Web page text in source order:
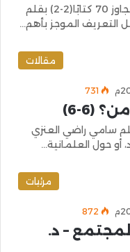
أهم سبعة كتب من تراث الغزالي الذي تجاوز 70 كتابًا(2-2) بقلم
التعريف الموجز بأهم…
مقالات
731
(6-6)
ومن أجل من؟ (6-6) بقلم سامي راضي العنزي
حول العلمانية…
مرئيات
872
– د.